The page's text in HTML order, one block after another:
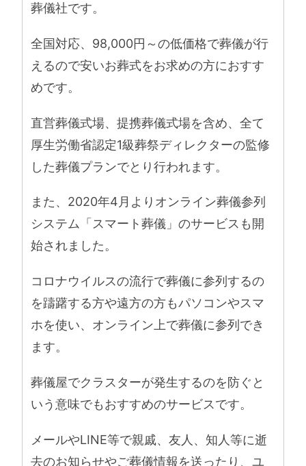
葬儀社です。
全国対応、98,000円～の低価格で葬儀が行
えるので安いお葬式をお求めの方におすす
めです。
直営葬儀式場、提携葬儀式場を含め、全て
厚生労働省認定1級葬祭ディレクターの監修
した葬儀プランでとり行われます。
また、2020年4月よりオンライン葬儀参列
システム「スマート葬儀」のサービスも開
始されました。
コロナウイルスの流行で葬儀に参列するの
を躊躇する方や遠方の方もパソコンやスマ
ホを使い、オンライン上で葬儀に参列でき
ます。
葬儀屋でクラスターが発生するのを防ぐと
いう意味でもおすすめのサービスです。
メールやLINE等で親戚、友人、知人等に逝
去のお知らせやご葬儀情報を送ったり、ユ